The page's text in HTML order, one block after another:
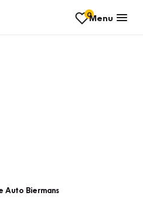
0Menu
Auto Biermans